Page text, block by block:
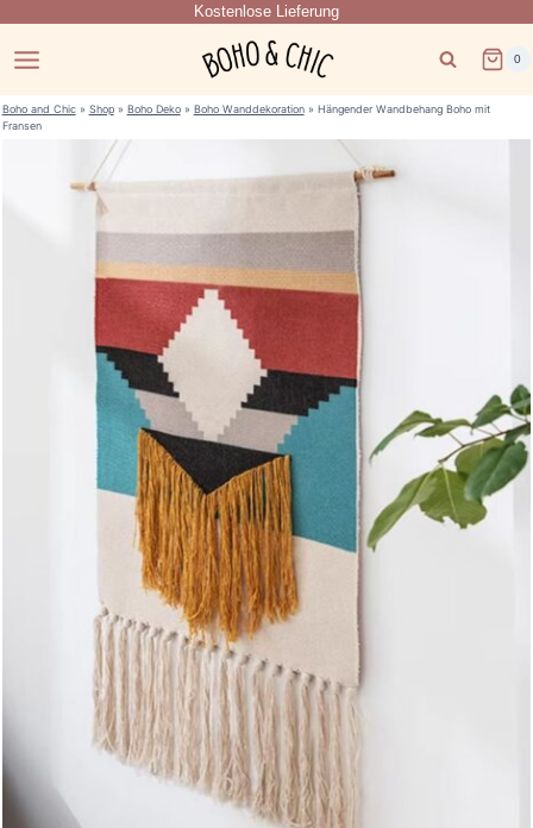
springen
Kostenlose Lieferung
0
Boho and Chic» Shop» Boho Deko» Boho Wanddekoration» Hängender Wandbehang Boho mit
Fransen